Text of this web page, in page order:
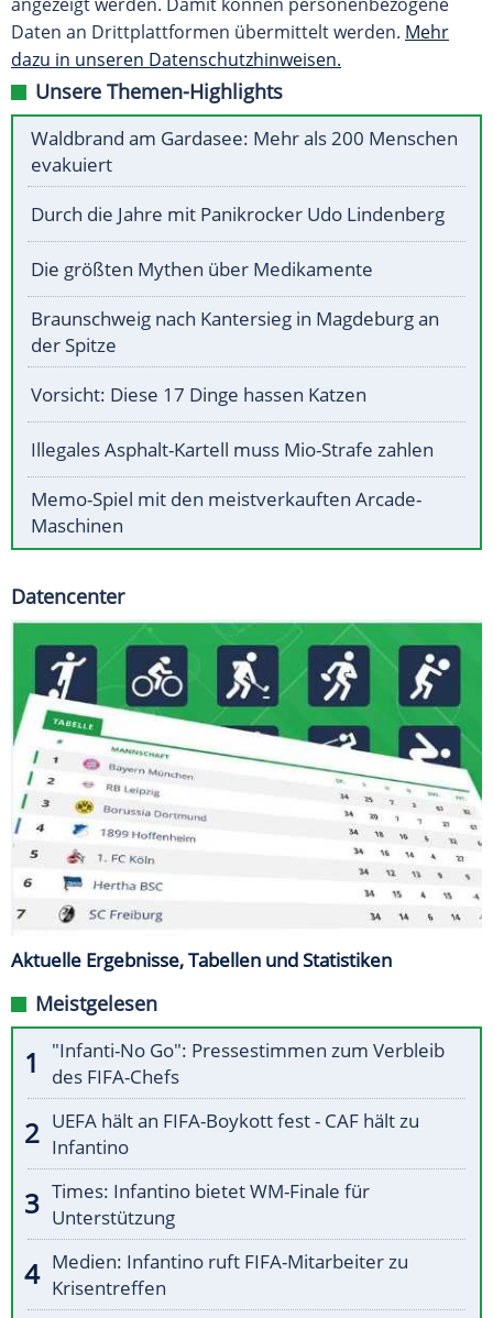
Daten an Drittplattformen übermittelt werden. Mehr
dazu in unseren Datenschutzhinweisen.
Unsere Themen-Highlights
Waldbrand am Gardasee: Mehr als 200 Menschen
evakuiert
Durch die Jahre mit Panikrocker Udo Lindenberg
Die größten Mythen über Medikamente
Braunschweig nach Kantersieg in Magdeburg an
der Spitze
Vorsicht: Diese 17 Dinge hassen Katzen
Illegales Asphalt-Kartell muss Mio-Strafe zahlen
Memo-Spiel mit den meistverkauften Arcade-
Maschinen
Datencenter
Aktuelle Ergebnisse, Tabellen und Statistiken
Meistgelesen
"Infanti-No Go": Pressestimmen zum Verbleib
des FIFA-Chefs
UEFA hält an FIFA-Boykott fest - CAF hält zu
Infantino
Times: Infantino bietet WM-Finale für
Unterstützung
Medien: Infantino ruft FIFA-Mitarbeiter zu
Krisentreffen